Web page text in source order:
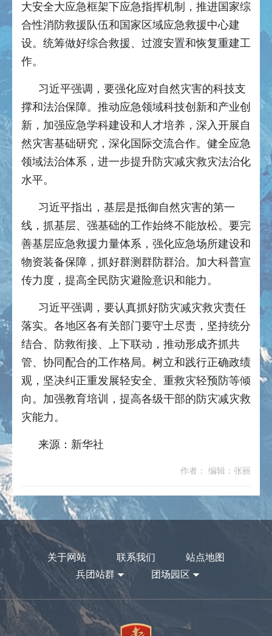
大安全大应急框架下应急指挥机制，推进国家综
合性消防救援队伍和国家区域应急救援中心建
设。统筹做好综合救援、过渡安置和恢复重建工
作。
习近平强调，要强化应对自然灾害的科技支
撑和法治保障。推动应急领域科技创新和产业创
新，加强应急学科建设和人才培养，深入开展自
然灾害基础研究，深化国际交流合作。健全应急
领域法治体系，进一步提升防灾减灾救灾法治化
水平。
习近平指出，基层是抵御自然灾害的第一
线，抓基层、强基础的工作始终不能放松。要完
善基层应急救援力量体系，强化应急场所建设和
物资装备保障，抓好群测群防群治。加大科普宣
传力度，提高全民防灾避险意识和能力。
习近平强调，要认真抓好防灾减灾救灾责任
落实。各地区各有关部门要守土尽责，坚持统分
结合、防救衔接、上下联动，推动形成齐抓共
管、协同配合的工作格局。树立和践行正确政绩
观，坚决纠正重发展轻安全、重救灾轻预防等倾
向。加强教育培训，提高各级干部的防灾减灾救
灾能力。
来源：新华社
作者： 编辑：张丽
关于网站 联系我们
站点地图
兵团站群
团场园区